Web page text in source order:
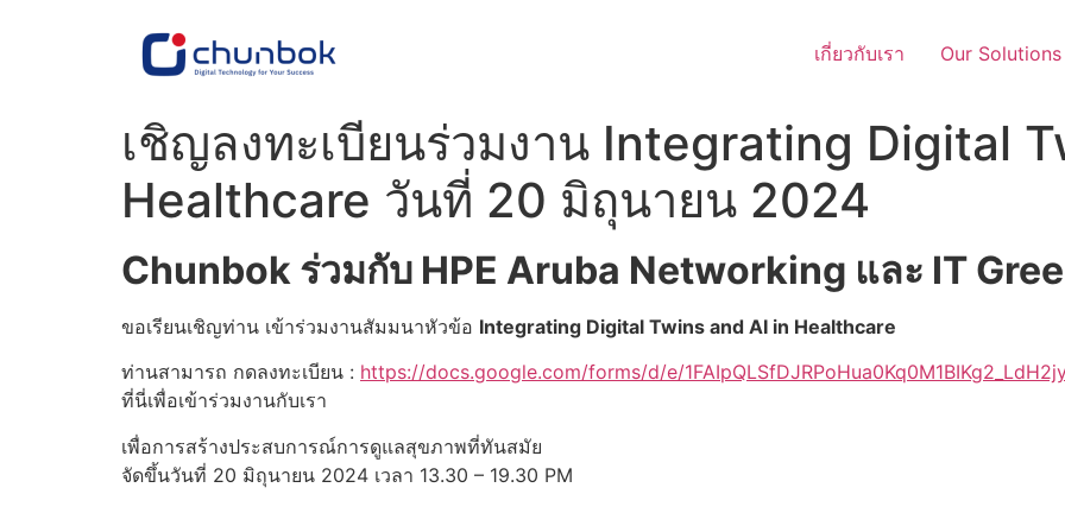
เกี่ยวกับเรา Our Solutions
เชิญลงทะเบียนร่วมงาน Integrating Digital
Healthcare วันที่ 20 มิถุนายน 2024
Chunbok ร่วมกับ HPE Aruba Networking และ IT
ขอเรียนเชิญท่าน เข้าร่วมงานสัมมนาหัวข้อ Integrating Digital Twins and AI in Healthcare
ท่านสามารถ กดลงทะเบียน : https://docs.google.com/forms/d/e/
ที่นี่เพื่อเข้าร่วมงานกับเรา
เพื่อการสร้างประสบการณ์การดูแลสุขภาพที่ทันสมัย
จัดขึ้นวันที่ 20 มิถุนายน 2024 เวลา 13.30 – 19.30 PM